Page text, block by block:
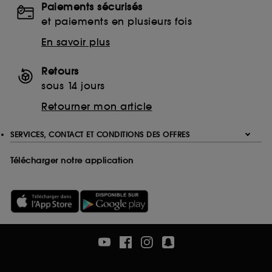
Ethanolamine (ETA)
Monoethanolamine (MEA)
Triethanolamine (TEA)
Ethylenediaminetetraacetic Acid
Disodium EDTA
Tetrasodium EDTA
Paiements sécurisés
et paiements en plusieurs fois
En savoir plus
Retours
sous 14 jours
Retourner mon article
SERVICES, CONTACT ET CONDITIONS DES OFFRES
Télécharger notre application